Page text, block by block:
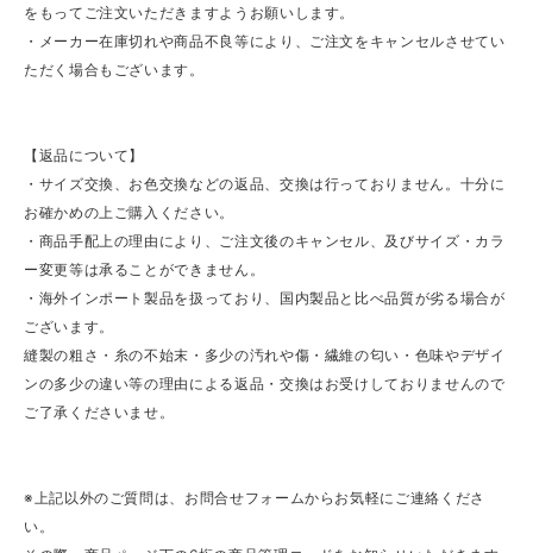
をもってご注文いただきますようお願いします。
・メーカー在庫切れや商品不良等により、ご注文をキャンセルさせてい
ただく場合もございます。
【返品について】
・サイズ交換、お色交換などの返品、交換は行っておりません。十分に
お確かめの上ご購入ください。
・商品手配上の理由により、ご注文後のキャンセル、及びサイズ・カラ
ー変更等は承ることができません。
・海外インポート製品を扱っており、国内製品と比べ品質が劣る場合が
ございます。
縫製の粗さ・糸の不始末・多少の汚れや傷・繊維の匂い・色味やデザイ
ンの多少の違い等の理由による返品・交換はお受けしておりませんので
ご了承くださいませ。
※上記以外のご質問は、お問合せフォームからお気軽にご連絡くださ
い。